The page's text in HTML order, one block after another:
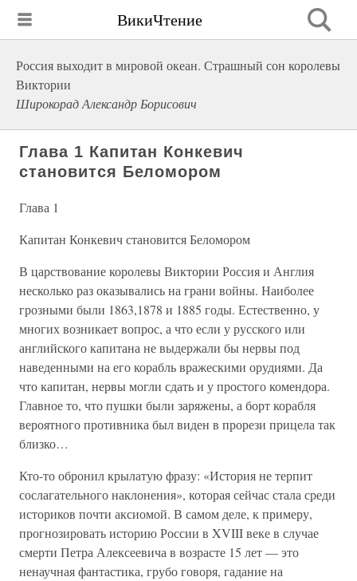
ВикиЧтение
Россия выходит в мировой океан. Страшный сон королевы
Виктории
Широкорад Александр Борисович
Глава 1 Капитан Конкевич
становится Беломором
Глава 1
Капитан Конкевич становится Беломором
В царствование королевы Виктории Россия и Англия
несколько раз оказывались на грани войны. Наиболее
грозными были 1863,1878 и 1885 годы. Естественно, у
многих возникает вопрос, а что если у русского или
английского капитана не выдержали бы нервы под
наведенными на его корабль вражескими орудиями. Да
что капитан, нервы могли сдать и у простого комендора.
Главное то, что пушки были заряжены, а борт корабля
вероятного противника был виден в прорези прицела так
близко…
Кто-то обронил крылатую фразу: «История не терпит
сослагательного наклонения», которая сейчас стала среди
историков почти аксиомой. В самом деле, к примеру,
прогнозировать историю России в XVIII веке в случае
смерти Петра Алексеевича в возрасте 15 лет — это
ненаучная фантастика, грубо говоря, гадание на